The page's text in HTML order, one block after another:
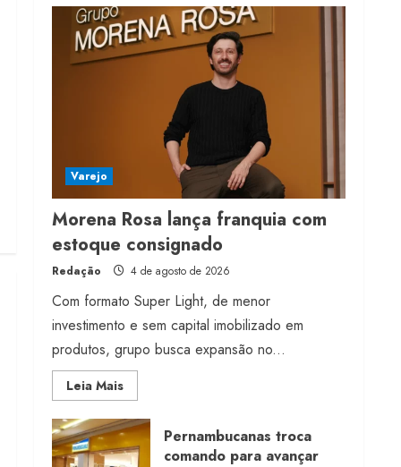
franquia com estoque
consignado
4 de agosto de 2026
Mercosul-UE prevê
transição longa para
vestuário
3 de agosto de 2026
Varejo
Morena Rosa lança franquia com
estoque consignado
Redação 4 de agosto de 2026
Com formato Super Light, de menor
investimento e sem capital imobilizado em
produtos, grupo busca expansão no...
Leia MaisRead
more
Morena
Rosa
lança
franquia
Pernambucanas troca
comando para avançar